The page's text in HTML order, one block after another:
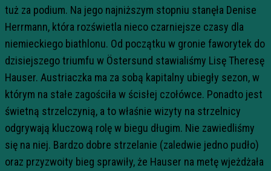
tuż za podium. Na jego najniższym stopniu stanęła Denise
Herrmann, która rozświetla nieco czarniejsze czasy dla
niemieckiego biathlonu. Od początku w gronie faworytek do
dzisiejszego triumfu w Östersund stawialiśmy Lisę Theresę
Hauser. Austriaczka ma za sobą kapitalny ubiegły sezon, w
którym na stałe zagościła w ścisłej czołówce. Ponadto jest
świetną strzelczynią, a to właśnie wizyty na strzelnicy
odgrywają kluczową rolę w biegu długim. Nie zawiedliśmy
się na niej. Bardzo dobre strzelanie (zaledwie jedno pudło)
oraz przyzwoity bieg sprawiły, że Hauser na metę wjeżdżała